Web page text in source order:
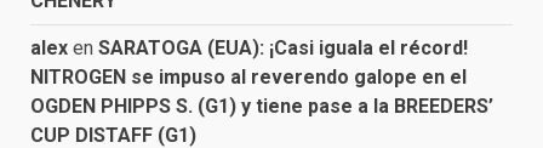
alex en SARATOGA (EUA): ¡Casi iguala el récord!
NITROGEN se impuso al reverendo galope en el
OGDEN PHIPPS S. (G1) y tiene pase a la BREEDERS’
CUP DISTAFF (G1)